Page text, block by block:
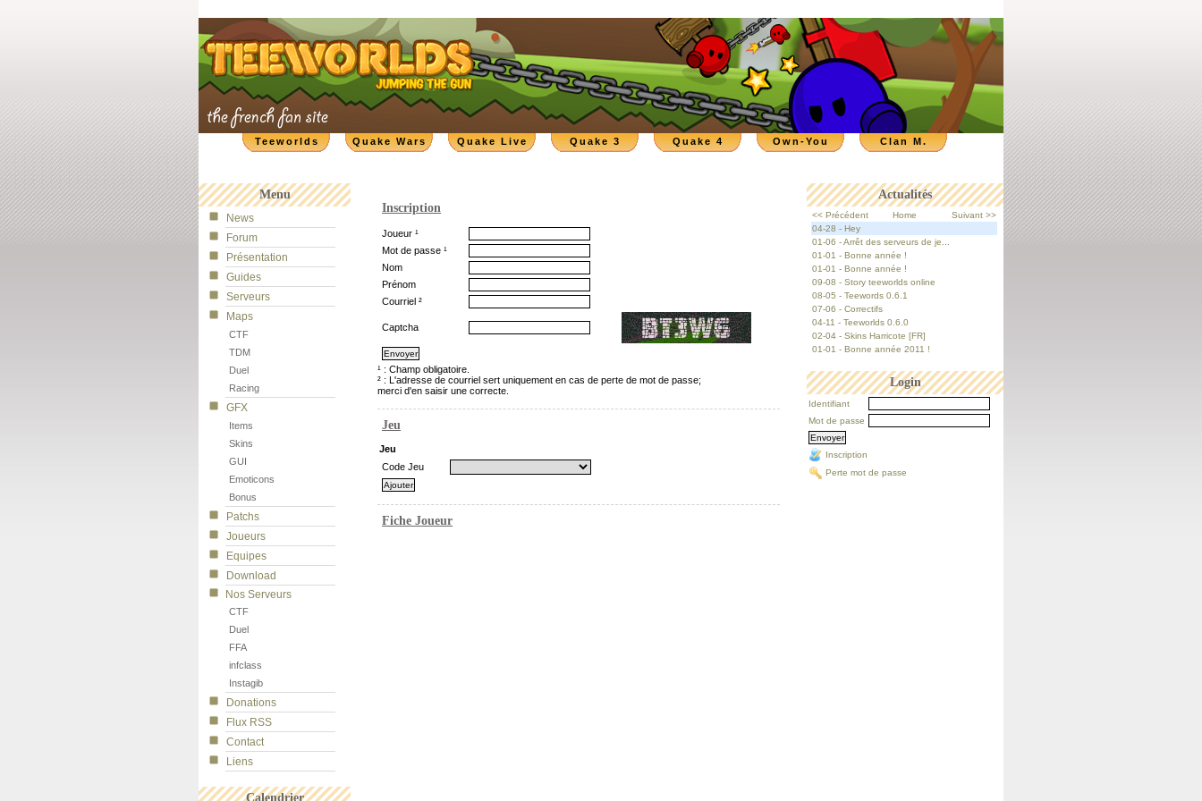
Clan M.
Own-You
Quake 4
Quake 3
Quake Live
Quake Wars
Teeworlds
Menu
News
Forum
Présentation
Guides
Serveurs
Maps
CTF
TDM
Duel
Racing
GFX
Items
Skins
GUI
Emoticons
Bonus
Patchs
Joueurs
Equipes
Download
Nos Serveurs
CTF
Duel
FFA
infclass
Instagib
Donations
Flux RSS
Contact
Liens
Calendrier
Actualités
<< Précédent Home
Suivant >>
04-28 - Hey
01-06 - Arrêt des serveurs de je...
01-01 - Bonne année !
01-01 - Bonne année !
09-08 - Story teeworlds online
08-05 - Teewords 0.6.1
07-06 - Correctifs
04-11 - Teeworlds 0.6.0
02-04 - Skins Harricote [FR]
01-01 - Bonne année 2011 !
Login
Identifiant
Mot de passe
Inscription
Perte mot de passe
Inscription
Joueur ¹
Mot de passe ¹
Nom
Prénom
Courriel ²
Captcha
¹ : Champ obligatoire.
² : L'adresse de courriel sert uniquement en cas de perte de mot de passe;
merci d'en saisir une correcte.
Jeu
Jeu
Code Jeu
Fiche Joueur